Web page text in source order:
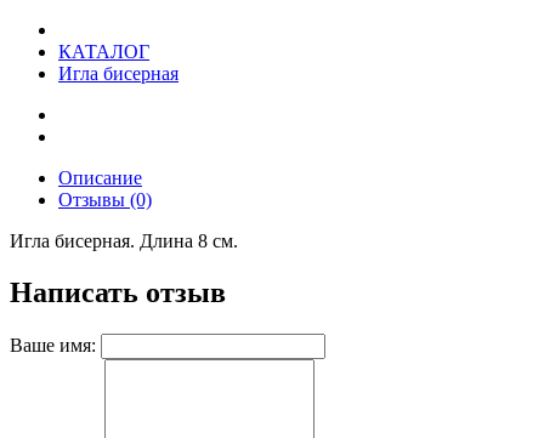
КАТАЛОГ
Игла бисерная
Описание
Отзывы (0)
Игла бисерная. Длина 8 см.
Написать отзыв
Ваше имя: